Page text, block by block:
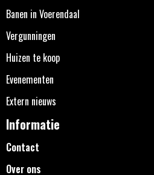
Banen in Voerendaal
Vergunningen
Huizen te koop
Evenementen
Extern nieuws
Informatie
Contact
Over ons